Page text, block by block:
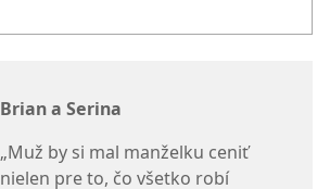
Brian a Serina
„Muž by si mal manželku ceniť
nielen pre to, čo všetko robí